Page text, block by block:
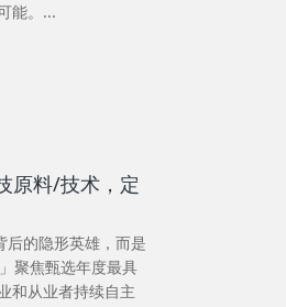
能。...
原料/技术，定
后的隐形英雄，而是
聚焦甄选年度最具
和从业者持续自主